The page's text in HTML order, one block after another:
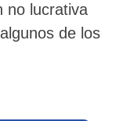
no lucrativa
de los